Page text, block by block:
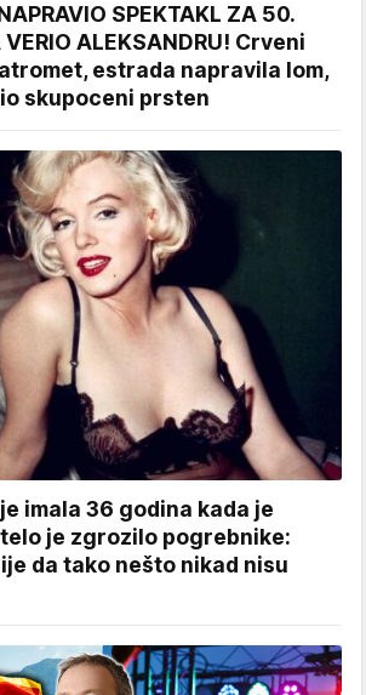
SPEKTAKL ZA 50.
VERIO ALEKSANDRU! Crveni
estrada napravila lom,
skupoceni prsten
imala 36 godina kada je
je zgrozilo pogrebnike:
da tako nešto nikad nisu